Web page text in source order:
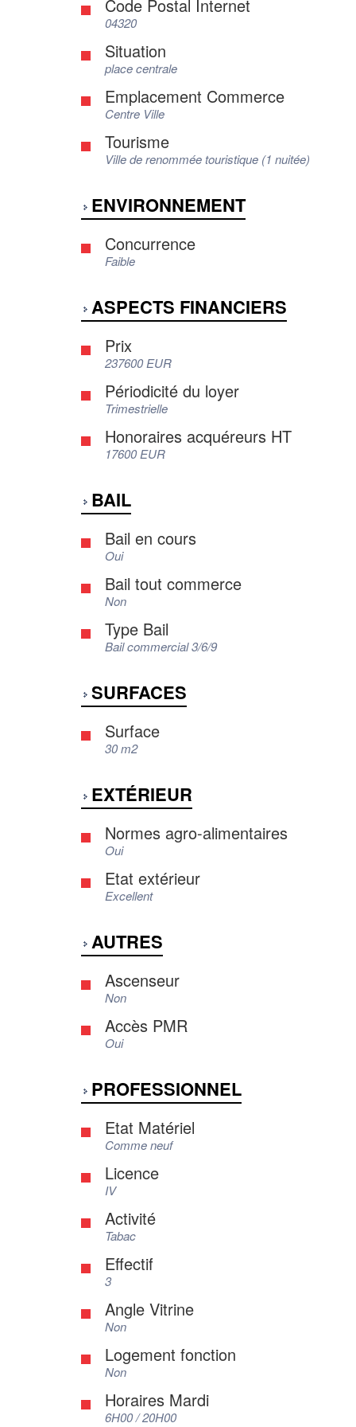
Code Postal Internet
04320
Situation
place centrale
Emplacement Commerce
Centre Ville
Tourisme
Ville de renommée touristique (1 nuitée)
ENVIRONNEMENT
Concurrence
Faible
ASPECTS FINANCIERS
Prix
237600 EUR
Périodicité du loyer
Trimestrielle
Honoraires acquéreurs HT
17600 EUR
BAIL
Bail en cours
Oui
Bail tout commerce
Non
Type Bail
Bail commercial 3/6/9
SURFACES
Surface
30 m2
EXTÉRIEUR
Normes agro-alimentaires
Oui
Etat extérieur
Excellent
AUTRES
Ascenseur
Non
Accès PMR
Oui
PROFESSIONNEL
Etat Matériel
Comme neuf
Licence
IV
Activité
Tabac
Effectif
3
Angle Vitrine
Non
Logement fonction
Non
Horaires Mardi
6H00 / 20H00